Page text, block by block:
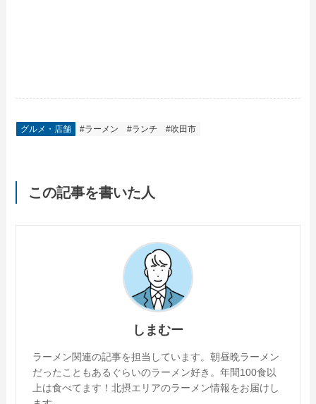
グルメ・店舗 #ラーメン #ランチ #吹田市
この記事を書いた人
しまむー
ラーメン関連の記事を担当しています。朝昼晩ラーメン
だったこともあるぐらいのラーメン好き。年間100食以
上は食べてます！北摂エリアのラーメン情報をお届けし